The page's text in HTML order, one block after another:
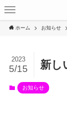
ホーム お知らせ
新し
2023
5/15
お知らせ